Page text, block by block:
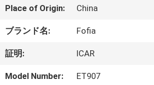
ロ
ダ
ク
ト
Ltd.
Rights
Reserved.
Place of Origin: China
ブランド名: Fofia
証明: ICAR
Model Number: ET907